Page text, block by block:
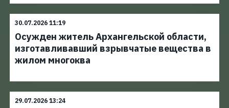
30.07.2026 11:19
Осужден житель Архангельской области,
изготавливавший взрывчатые вещества в
жилом многоква
29.07.2026 13:24